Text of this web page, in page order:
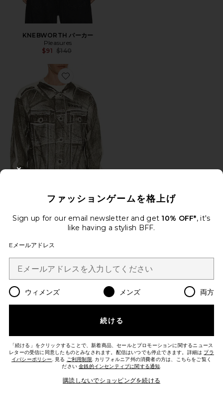
KNEBWORTH パーカー
Pleasures
$91 Previous price:
$140
Favorite TRUCKER 長袖シャツ
Pleasures
ファッションゲームを格上げ
Sign up for our email newsletter and get 10% OFF*, it's
like having a stylish BFF.
Eメールアドレス
ウィメンズ メンズ 両方
続ける
「続ける」をクリックすることで、新着商品、セールとプロモーションに関するニュース
レターの受信に同意したものとみなされます。配信はいつでも停止できます。詳細は プラ
イバシーポリシー. 見る ご利用制限. カリフォルニア州の消費者の方は、こちらをご覧く
ださい金銭的インセンティブに関する通知.
購読しないでショッピングを続ける